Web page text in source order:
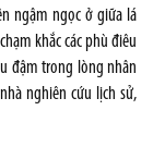
ngậm ngọc ở giữa lá
khắc các phù điêu
đậm trong lòng nhân
nghiên cứu lịch sử,